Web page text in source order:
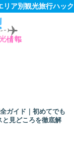
リア別観光旅行ハック
ガイド｜初めてでも
と見どころを徹底解